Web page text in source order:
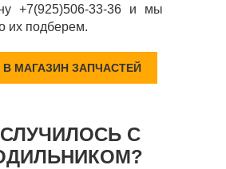
+7(925)506-33-36 и мы
их подберем.
В МАГАЗИН ЗАПЧАСТЕЙ
С